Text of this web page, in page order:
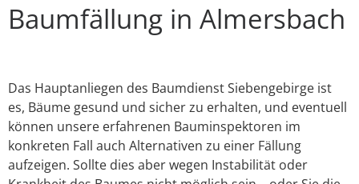
Baumfällung in Almersbach
Das Hauptanliegen des Baumdienst Siebengebirge ist
es, Bäume gesund und sicher zu erhalten, und eventuell
können unsere erfahrenen Bauminspektoren im
konkreten Fall auch Alternativen zu einer Fällung
aufzeigen. Sollte dies aber wegen Instabilität oder